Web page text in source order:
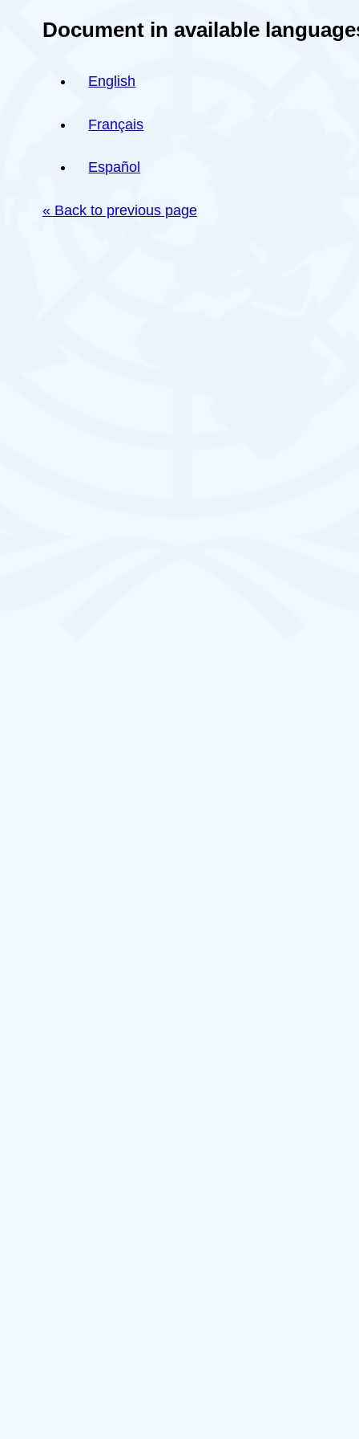
Document in available
English
Français
Español
« Back to previous page